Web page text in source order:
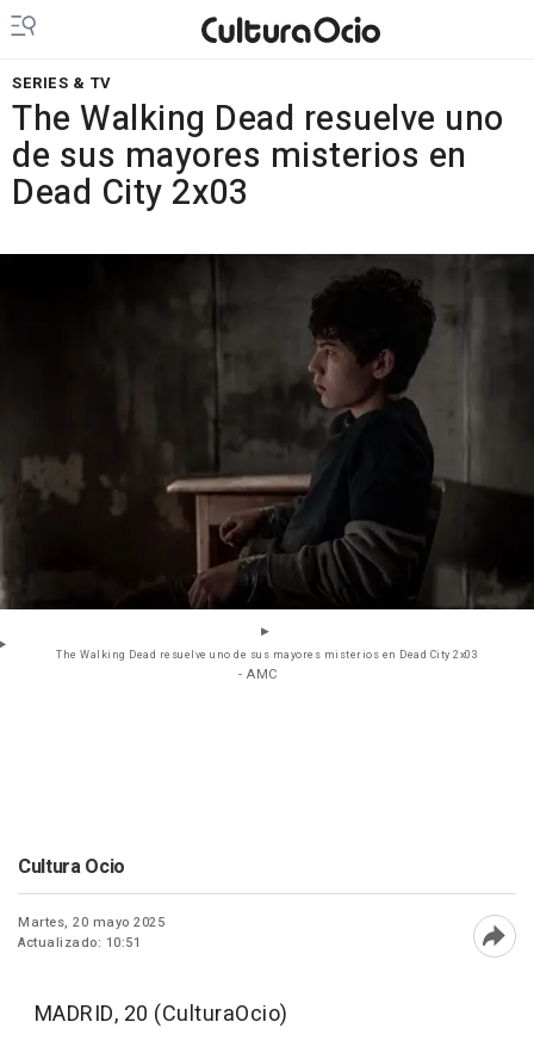
SERIES & TV
The Walking Dead resuelve uno
de sus mayores misterios en
Dead City 2x03
The Walking Dead resuelve uno de sus mayores misterios en Dead City 2x03
- AMC
Cultura Ocio
Martes, 20 mayo 2025
Actualizado: 10:51
MADRID, 20 (CulturaOcio)